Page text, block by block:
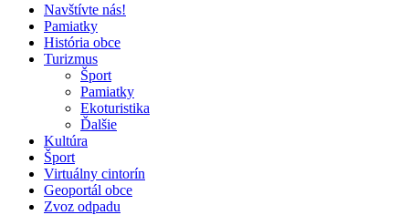
Navštívte nás!
Pamiatky
História obce
Turizmus
Šport
Pamiatky
Ekoturistika
Ďalšie
Kultúra
Šport
Virtuálny cintorín
Geoportál obce
Zvoz odpadu